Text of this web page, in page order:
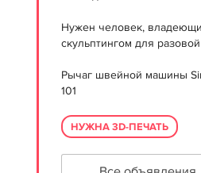
Нужен человек,
скульптингом для
Рычаг швейной машины
101
НУЖНА 3D-ПЕЧАТЬ